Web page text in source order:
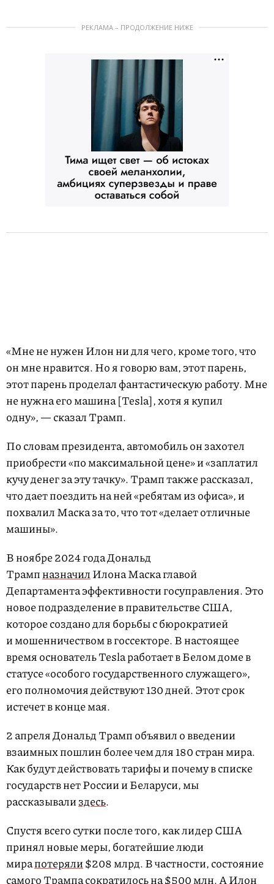
РЕКЛАМА – ПРОДОЛЖЕНИЕ НИЖЕ
«Мне не нужен Илон ни для чего, кроме того, что
он мне нравится. Но я говорю вам, этот парень,
этот парень проделал фантастическую работу. Мне
не нужна его машина [Tesla], хотя я купил
одну», — сказал Трамп.
По словам президента, автомобиль он захотел
приобрести «по максимальной цене» и «заплатил
кучу денег за эту тачку». Трамп также рассказал,
что дает поездить на ней «ребятам из офиса», и
похвалил Маска за то, что тот «делает отличные
машины».
В ноябре 2024 года Дональд
ТрампназначилИлона Маска главой
Департамента эффективности госуправления. Это
новое подразделение в правительстве США,
которое создано для борьбы с бюрократией
и мошенничеством в госсекторе. В настоящее
время основатель Tesla работает в Белом доме в
статусе «особого государственного служащего»,
его полномочия действуют 130 дней. Этот срок
истечет в конце мая.
2 апреля Дональд Трамп объявил о введении
взаимных пошлин более чем для 180 стран мира.
Как будут действовать тарифы и почему в списке
государств нет России и Беларуси, мы
рассказывализдесь.
Спустя всего сутки после того, как лидер США
принял новые меры, богатейшие люди
мирапотеряли$208 млрд. В частности, состояние
самого Трампасократилосьна $500 млн. А Илон